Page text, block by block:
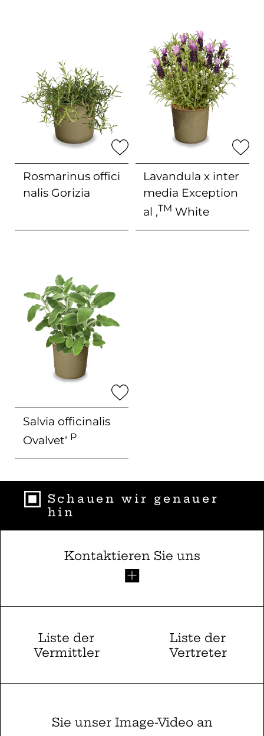
Rosmarinus offici
nalisGorizia
Lavandula x inter
media Exception
al ‚TM White
Salvia officinalis
Ovalvet‘ P
Schauen wir genauer
hin
Kontaktieren Sie uns
Liste der
Vermittler
Liste der
Vertreter
Sie unser Image-Video an